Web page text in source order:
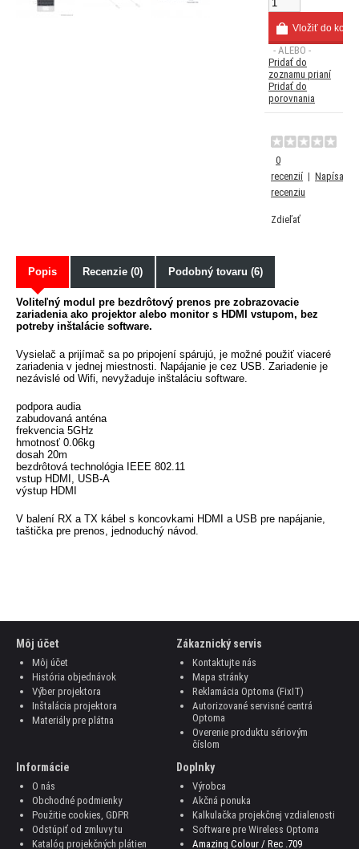
- ALEBO -
Pridať do
zoznamu prianí
Pridať do
porovnania
0
recenzií | Napísať
recenziu
Zdieľať
Popis Recenzie (0) Podobný tovaru (6)
Voliteľný modul pre bezdrôtový prenos pre zobrazovacie
zariadenia ako projektor alebo monitor s HDMI vstupom, bez
potreby inštalácie software.
Vysielač a prijímač sa po pripojení spárujú, je možné použiť viaceré
zariadenia v jednej miestnosti. Napájanie je cez USB. Zariadenie je
nezávislé od Wifi, nevyžaduje inštaláciu software.
podpora audia
zabudovaná anténa
frekvencia 5GHz
hmotnosť 0.06kg
dosah 20m
bezdrôtová technológia IEEE 802.11
vstup HDMI, USB-A
výstup HDMI
V balení RX a TX kábel s koncovkami HDMI a USB pre napájanie,
taštička pre prenos, jednoduchý návod.
Môj účet
Môj účet
História objednávok
Výber projektora
Inštalácia projektora
Materiály pre plátna
Zákaznický servis
Kontaktujte nás
Mapa stránky
Reklamácia Optoma (FixIT)
Autorizované servisné centrá
Optoma
Overenie produktu sériovým
číslom
Informácie
O nás
Obchodné podmienky
Použitie cookies, GDPR
Odstúpiť od zmluvy tu
Katalóg projekčných plátien
Doplnky
Výrobca
Akčná ponuka
Kalkulačka projekčnej vzdialenosti
Software pre Wireless Optoma
Amazing Colour / Rec .709